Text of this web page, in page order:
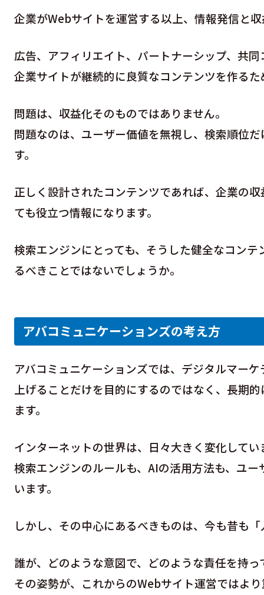
企業がWebサイトを運営する以上、情報発信と
広告、アフィリエイト、パートナーシップ、共
企業サイトが継続的に良質なコンテンツを作る
問題は、収益化そのものではありません。
問題なのは、ユーザー価値を無視し、検索順位
す。
正しく設計されたコンテンツであれば、企業の
ても役立つ情報になります。
検索エンジンにとっても、そうした健全なコン
るべきことではないでしょうか。
アバコミュニケーションズの考え方
アバコミュニケーションズでは、デジタルマー
上げることだけを目的にするのではなく、長期
ます。
インターネットの世界は、日々大きく変化してい
検索エンジンのルールも、AIの活用方法も、ユ
います。
しかし、その中心にあるべきものは、今も昔も
誰が、どのような意図で、どのような責任を持
その姿勢が、これからのWebサイト運営ではよ